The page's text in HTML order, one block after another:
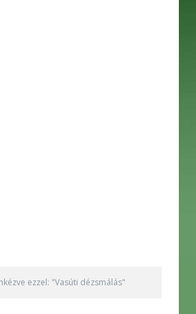
ezzel: "Vasúti dézsmálás"